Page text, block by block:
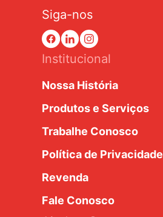
Siga-nos
Institucional
Nossa História
Produtos e Serviços
Trabalhe Conosco
Política de Privacidade
Revenda
Fale Conosco